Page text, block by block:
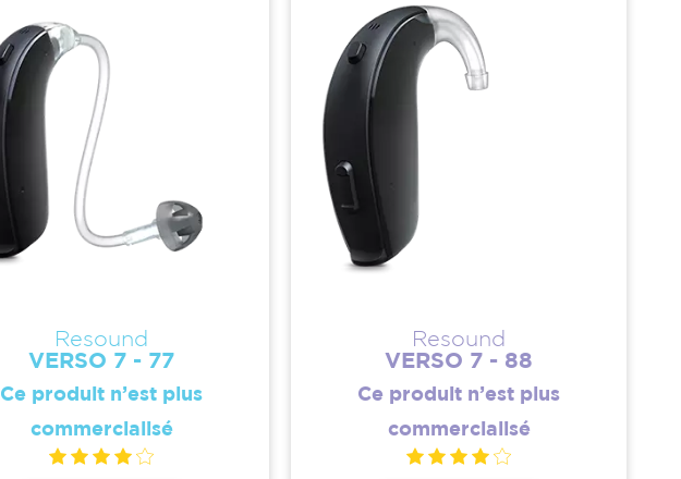
Resound
VERSO 7 - 77
Ce produit n’est plus
commercialisé
Resound
VERSO 7 - 88
Ce produit n’est plus
commercialisé